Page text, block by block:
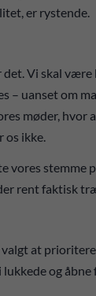
er rystende.
Vi skal være
– uanset om
møder, hvor
os ikke.
stemme
rent faktisk
at
og